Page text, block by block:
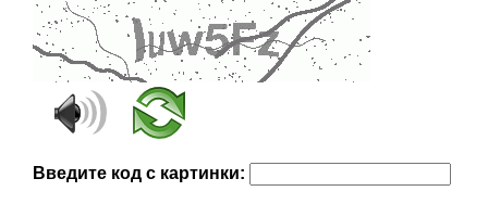
Введите код с картинки: